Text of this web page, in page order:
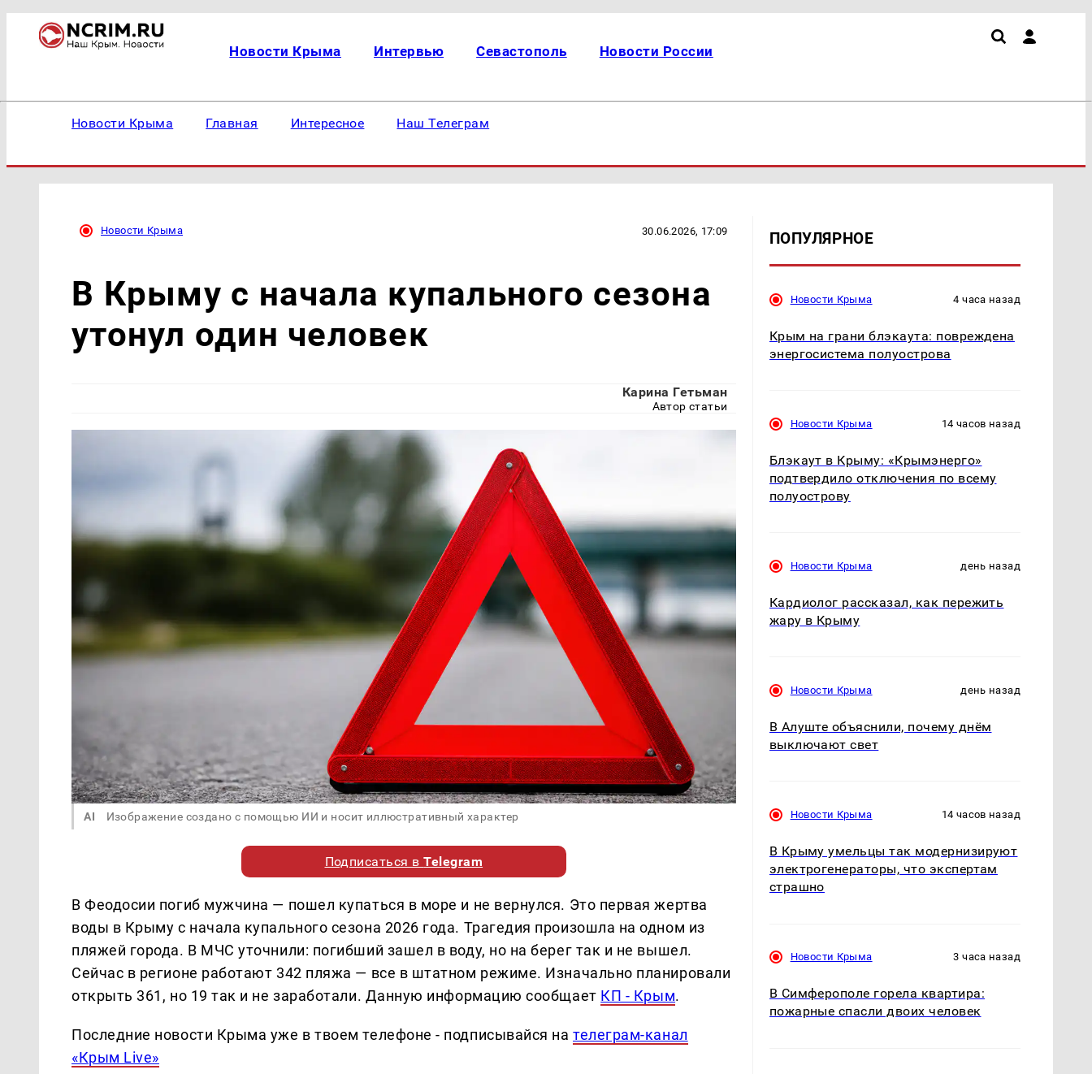
Новости Крыма Интервью Севастополь Новости России
Новости Крыма Главная Интересное Наш Телеграм
Новости Крыма 30.06.2026, 17:09
В Крыму с начала купального сезона
утонул один человек
Карина Гетьман
Автор статьи
AI Изображение создано с помощью ИИ и носит иллюстративный характер
Подписаться вTelegram
В Феодосии погиб мужчина — пошел купаться в море и не вернулся. Это первая жертва
воды в Крыму с начала купального сезона 2026 года. Трагедия произошла на одном из
пляжей города. В МЧС уточнили: погибший зашел в воду, но на берег так и не вышел.
Сейчас в регионе работают 342 пляжа — все в штатном режиме. Изначально планировали
открыть 361, но 19 так и не заработали. Данную информацию сообщает КП - Крым.
Последние новости Крыма уже в твоем телефоне - подписывайся нателеграм-канал
«Крым Live»
ПОПУЛЯРНОЕ
Новости Крыма 4 часа назад
Крым на грани блэкаута: повреждена
энергосистема полуострова
Новости Крыма 14 часов назад
Блэкаут в Крыму: «Крымэнерго»
подтвердило отключения по всему
полуострову
Новости Крыма день назад
Кардиолог рассказал, как пережить
жару в Крыму
Новости Крыма день назад
В Алуште объяснили, почему днём
выключают свет
Новости Крыма 14 часов назад
В Крыму умельцы так модернизируют
электрогенераторы, что экспертам
страшно
Новости Крыма 3 часа назад
В Симферополе горела квартира:
пожарные спасли двоих человек